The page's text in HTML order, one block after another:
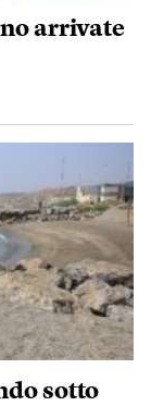
arrivate
sotto